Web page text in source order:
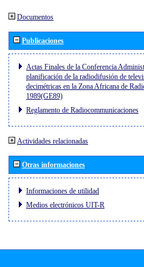
Documentos
Publicaciones
Actas Finales de la Conferencia
planificación de la radiodifusión de
decimétricas en la Zona Africana de
1989(GE89)
Reglamento de Radiocommunicaciones
Actividades relacionadas
Otras informaciones
Informaciones de utilidad
Medios electrónicos UIT-R